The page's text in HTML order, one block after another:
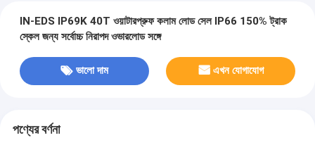
IN-EDS IP69K 40T ওয়াটারপ্রুফ কলাম লোড সেল IP66 150% ট্রাক
স্কেল জন্য সর্বোচ্চ নিরাপদ ওভারলোড সঙ্গে
ভালো দাম এখন যোগাযোগ
পণ্যের বর্ণনা